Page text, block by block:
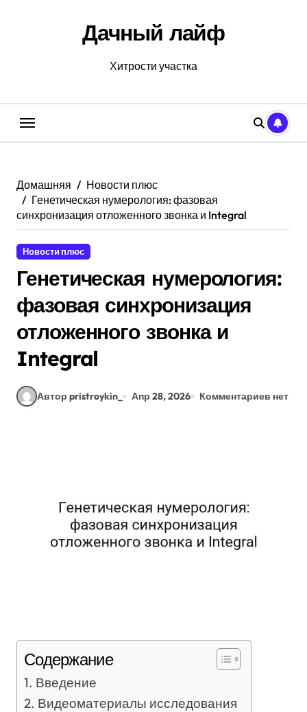
Дачный лайф
Хитрости участка
Домашняя
Новости плюс
Генетическая нумерология: фазовая
синхронизация отложенного звонка и Integral
Новости плюс
Генетическая нумерология:
фазовая синхронизация
отложенного звонка и
Integral
Автор pristroykin_ Апр 28, 2026 Комментариев нет
Содержание
Введение
Видеоматериалы исследования